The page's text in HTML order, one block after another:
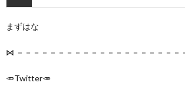
まずはな
⋈ －－－－－－－－－－－－－－－－－－－
🥕Twitter🥕